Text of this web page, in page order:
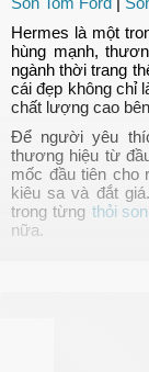
Hermes là một
hùng mạnh,
ngành thời trang
cái đẹp không chỉ
chất lượng cao
Để người yêu
thương hiệu từ
mốc đầu tiên cho
kiêu sa và đắt
trong từng thỏi son
nữa.
Thông tin về